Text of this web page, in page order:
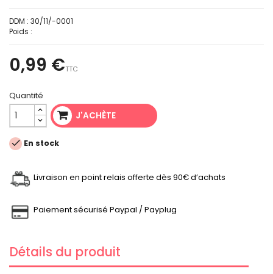
DDM : 30/11/-0001
Poids :
0,99 €TTC
Quantité
J'ACHÈTE
 En stock
Livraison en point relais offerte dès 90€ d’achats
Paiement sécurisé Paypal / Payplug
Détails du produit